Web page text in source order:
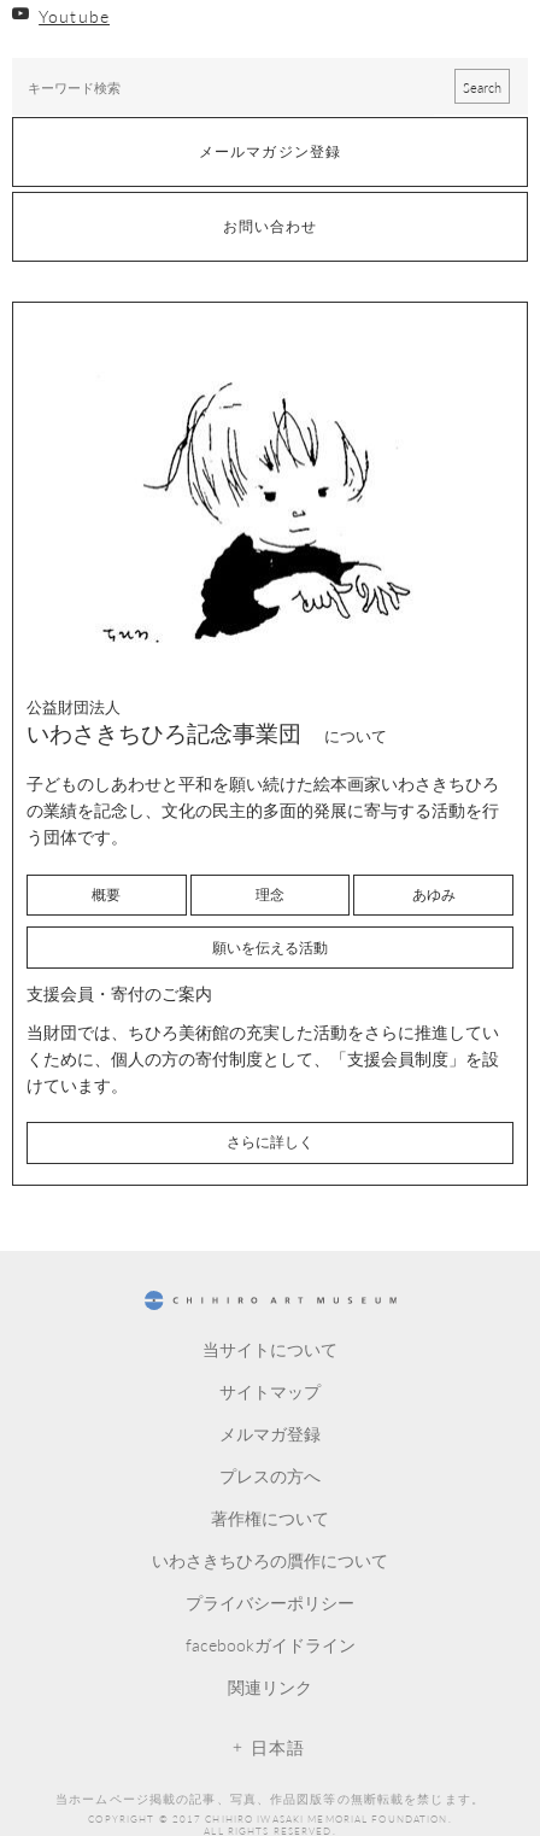
Youtube
メールマガジン登録
お問い合わせ
公益財団法人
いわさきちひろ記念事業団 について
子どものしあわせと平和を願い続けた絵本画家いわさきちひろ
の業績を記念し、文化の民主的多面的発展に寄与する活動を行
う団体です。
概要 理念 あゆみ
願いを伝える活動
支援会員・寄付のご案内
当財団では、ちひろ美術館の充実した活動をさらに推進してい
くために、個人の方の寄付制度として、「支援会員制度」を設
けています。
さらに詳しく
当サイトについて
サイトマップ
メルマガ登録
プレスの方へ
著作権について
いわさきちひろの贋作について
プライバシーポリシー
facebookガイドライン
関連リンク
日本語
当ホームページ掲載の記事、写真、作品図版等の無断転載を禁じます。
COPYRIGHT © 2017 CHIHIRO IWASAKI MEMORIAL FOUNDATION.
ALL RIGHTS RESERVED.